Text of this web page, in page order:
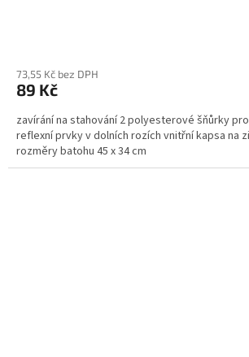
73,55 Kč bez DPH
89 Kč
zavírání na stahování 2 polyesterové šňůrky
reflexní prvky v dolních rozích vnitřní kapsa na
rozměry batohu 45 x 34 cm